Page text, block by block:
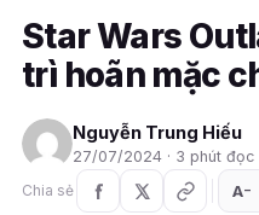
Star Wars
trì hoãn mặc
Nguyễn Trung Hiếu
27/07/2024 · 3 phút đọc
Chia sẻ
A−